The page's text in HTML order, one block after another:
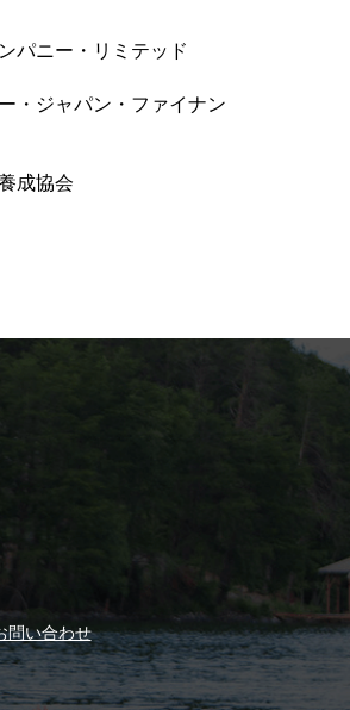
パニー・リミテッド
・ジャパン・ファイナン
成協会
問い合わせ